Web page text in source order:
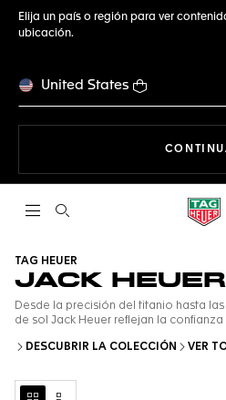
Elija un país o región para ver
ubicación.
United States
Abrir el menú de búsqueda